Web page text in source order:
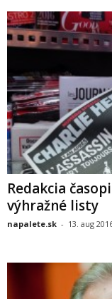
Redakcia
výhražné listy
napalete.sk - 13. aug